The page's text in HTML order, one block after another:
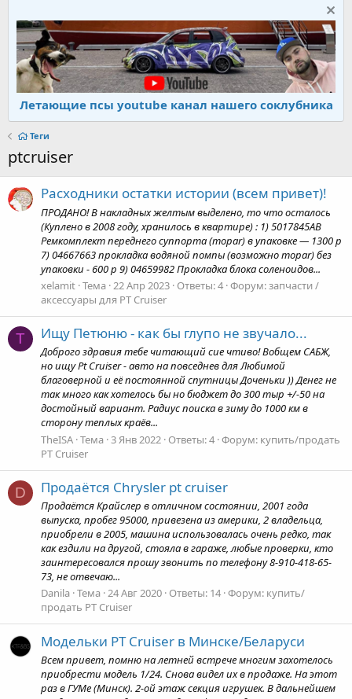
Летающие псы youtube канал нашего соклубника
Теги
ptcruiser
Расходники остатки истории (всем привет)!
ПРОДАНО! В накладных желтым выделено, то что осталось
(Куплено в 2008 году, хранилось в квартире) : 1) 5017845AB
Ремкомплект переднего суппорта (mopar) в упаковке — 1300 р
7) 04667663 прокладка водяной помпы (возможно mopar) без
упаковки - 600 р 9) 04659982 Прокладка блока соленоидов...
xelamit Тема 22 Апр 2023 Ответы: 4 Форум:запчасти /
аксессуары для PT Cruiser
T Ищу Петюню - как бы глупо не звучало...
Доброго здравия тебе читающий сие чтиво! Вобщем САБЖ,
но ищу Pt Cruiser - авто на повседнев для Любимой
благоверной и её постоянной спутницы Доченьки )) Денег не
так много как хотелось бы но бюджет до 300 тыр +/-50 на
достойный вариант. Радиус поиска в зиму до 1000 км в
сторону теплых краёв...
TheISA Тема 3 Янв 2022 Ответы: 4 Форум: купить/продать
PT Cruiser
D Продаётся Chrysler pt cruiser
Продаётся Крайслер в отличном состоянии, 2001 года
выпуска, пробег 95000, привезена из америки, 2 владельца,
приобрели в 2005, машина использовалась очень редко, так
как ездили на другой, стояла в гараже, любые проверки, кто
заинтересовался прошу звонить по телефону 8-910-418-65-
73, не отвечаю...
Danila Тема 24 Авг 2020 Ответы: 14 Форум: купить/
продать PT Cruiser
Модельки PT Cruiser в Минске/Беларуси
Всем привет, помню на летней встрече многим захотелось
приобрести модель 1/24. Снова видел их в продаже. На этот
раз в ГУМе (Минск). 2-ой этаж секция игрушек. В дальнейшем